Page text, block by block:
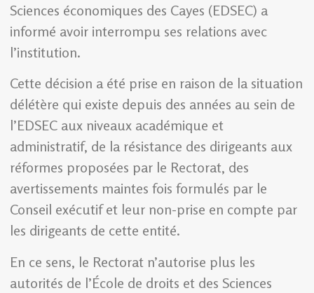
Sciences économiques des Cayes (EDSEC) a
informé avoir interrompu ses relations avec
l’institution.
Cette décision a été prise en raison de la situation
délétère qui existe depuis des années au sein de
l’EDSEC aux niveaux académique et
administratif, de la résistance des dirigeants aux
réformes proposées par le Rectorat, des
avertissements maintes fois formulés par le
Conseil exécutif et leur non-prise en compte par
les dirigeants de cette entité.
En ce sens, le Rectorat n’autorise plus les
autorités de l’École de droits et des Sciences